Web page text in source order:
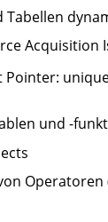
Tabellen
Acquisition
Pointer:
und -
Operatoren